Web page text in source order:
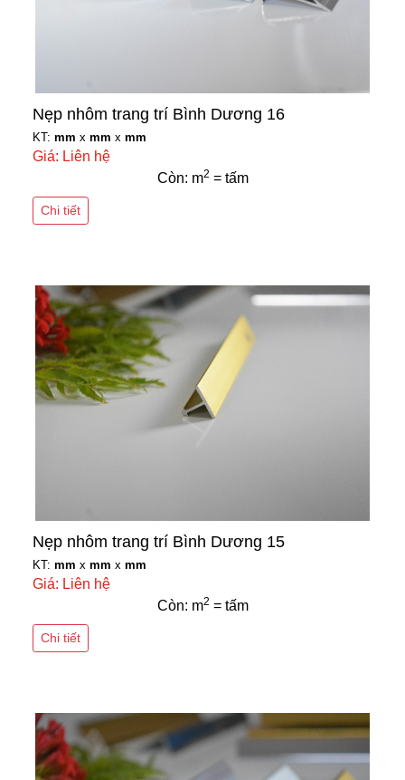
Nẹp nhôm trang trí Bình Dương 16
KT: mm x mm x mm
Giá: Liên hệ
Còn: m2 = tấm
Chi tiết
Nẹp nhôm trang trí Bình Dương 15
KT: mm x mm x mm
Giá: Liên hệ
Còn: m2 = tấm
Chi tiết